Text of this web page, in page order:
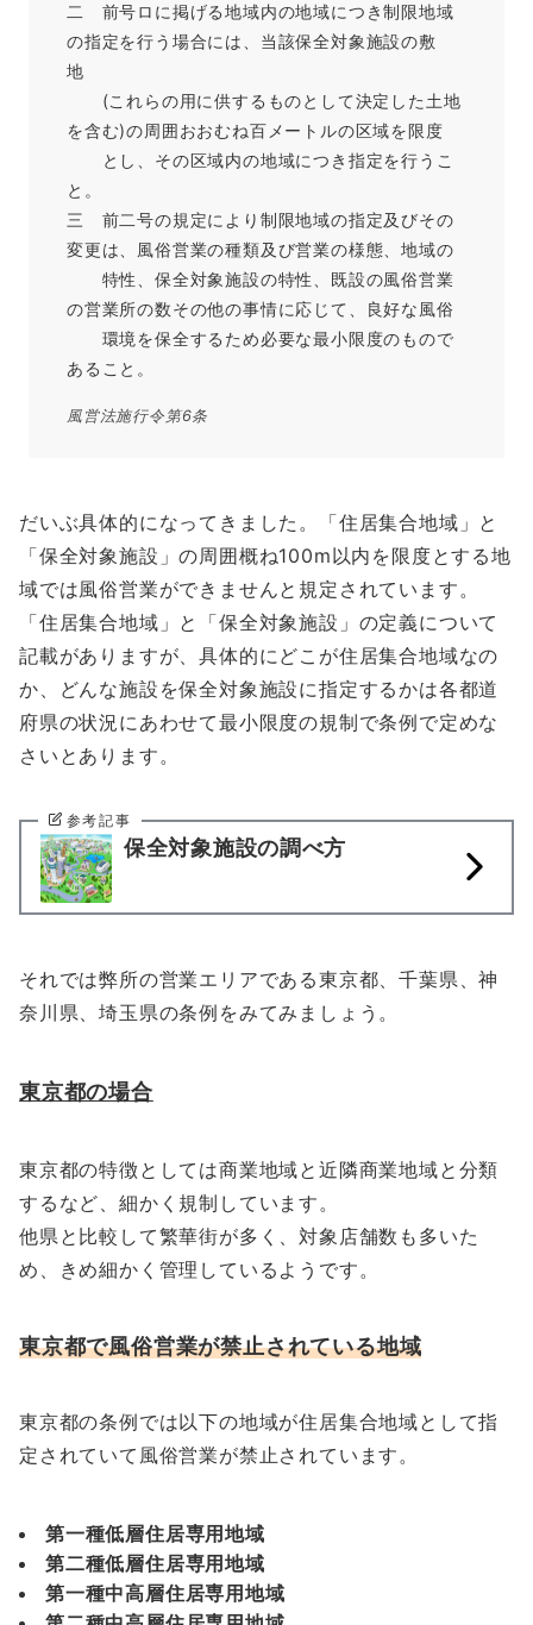
二 前号ロに掲げる地域内の地域につき制限地域
の指定を行う場合には、当該保全対象施設の敷
地
(これらの用に供するものとして決定した土地
を含む)の周囲おおむね百メートルの区域を限度
とし、その区域内の地域につき指定を行うこ
と。
三 前二号の規定により制限地域の指定及びその
変更は、風俗営業の種類及び営業の様態、地域の
特性、保全対象施設の特性、既設の風俗営業
の営業所の数その他の事情に応じて、良好な風俗
環境を保全するため必要な最小限度のもので
あること。
風営法施行令第6条
だいぶ具体的になってきました。「住居集合地域」と
「保全対象施設」の周囲概ね100m以内を限度とする地
域では風俗営業ができませんと規定されています。
「住居集合地域」と「保全対象施設」の定義について
記載がありますが、具体的にどこが住居集合地域なの
か、どんな施設を保全対象施設に指定するかは各都道
府県の状況にあわせて最小限度の規制で条例で定めな
さいとあります。
参考記事
保全対象施設の調べ方
それでは弊所の営業エリアである東京都、千葉県、神
奈川県、埼玉県の条例をみてみましょう。
東京都の場合
東京都の特徴としては商業地域と近隣商業地域と分類
するなど、細かく規制しています。
他県と比較して繁華街が多く、対象店舗数も多いた
め、きめ細かく管理しているようです。
東京都で風俗営業が禁止されている地域
東京都の条例では以下の地域が住居集合地域として指
定されていて風俗営業が禁止されています。
第一種低層住居専用地域
第二種低層住居専用地域
第一種中高層住居専用地域